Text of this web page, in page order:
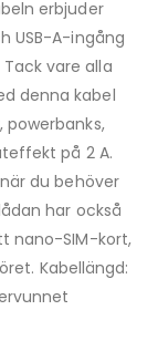
erbjuder
USB-A-ingång
vare alla
denna kabel
på 2 A.
du behöver
har också
nano-SIM-kort,
Kabellängd: